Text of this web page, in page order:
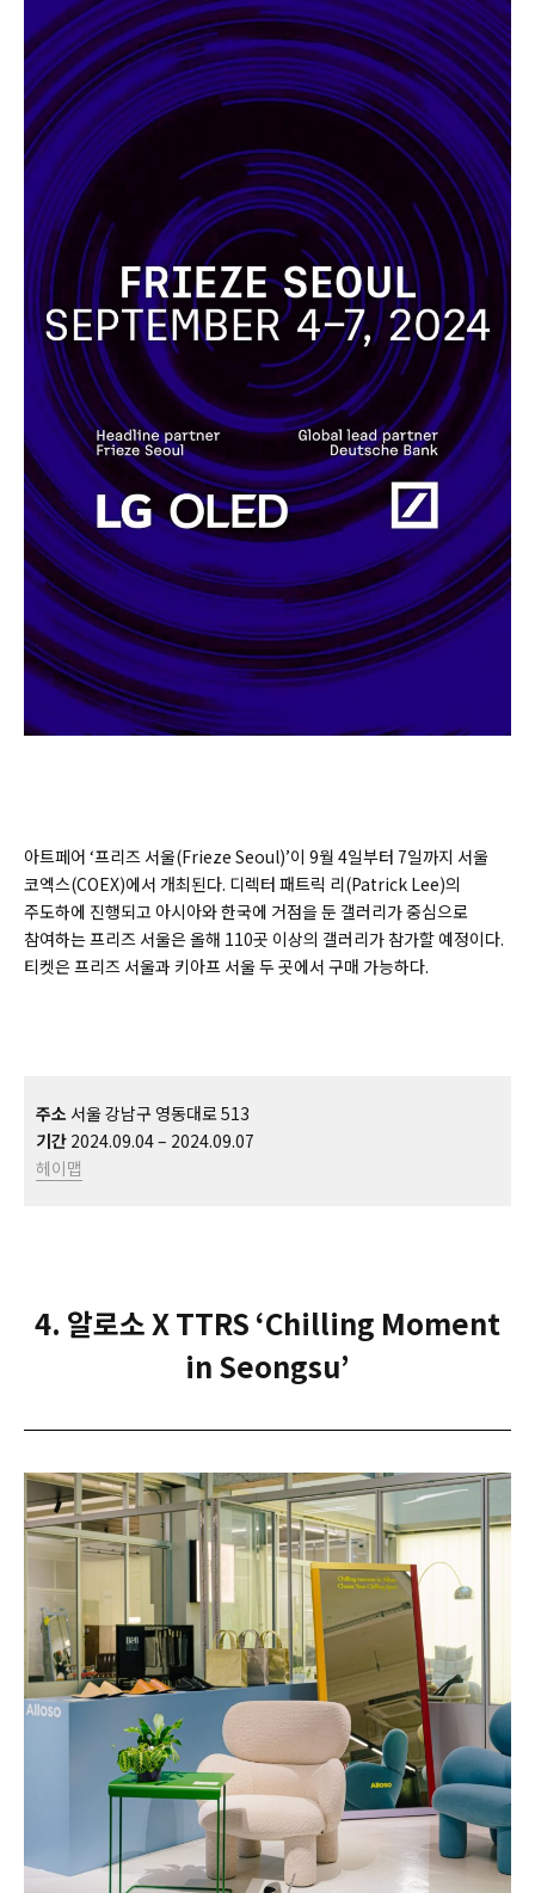
아트페어 ‘프리즈 서울(Frieze Seoul)’이 9월 4일부터 7일까지 서울
코엑스(COEX)에서 개최된다. 디렉터 패트릭 리(Patrick Lee)의
주도하에 진행되고 아시아와 한국에 거점을 둔 갤러리가 중심으로
참여하는 프리즈 서울은 올해 110곳 이상의 갤러리가 참가할 예정이다.
티켓은 프리즈 서울과 키아프 서울 두 곳에서 구매 가능하다.
주소 서울 강남구 영동대로 513
기간 2024.09.04 – 2024.09.07
헤이맵
4. 알로소 X TTRS ‘Chilling Moment
in Seongsu’